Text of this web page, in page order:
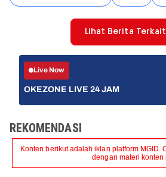
Lihat Berita Terkait
Live Now
OKEZONE LIVE 24 JAM